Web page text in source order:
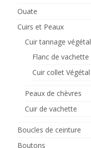
Ouate
Cuirs et Peaux
Cuir tannage végétal
Flanc de vachette
Cuir collet Végétal
Peaux de chèvres
Cuir de vachette
Boucles de ceinture
Boutons